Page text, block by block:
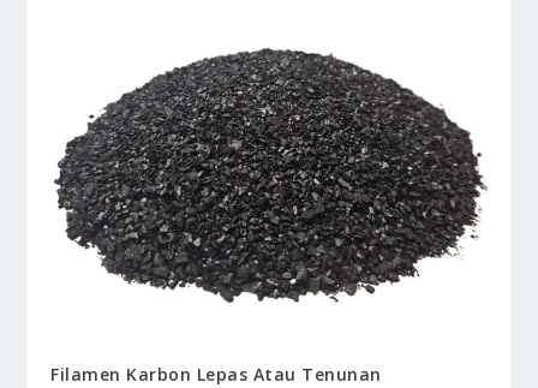
Filamen Karbon Lepas Atau Tenunan